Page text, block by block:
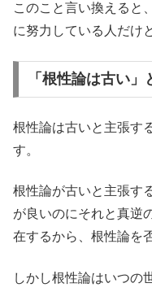
このこと言い換えると
に努力している人だけ
「根性論は古い
根性論は古いと主張す
す。
根性論が古いと主張す
が良いのにそれと真逆
在するから、根性論を
しかし根性論はいつの